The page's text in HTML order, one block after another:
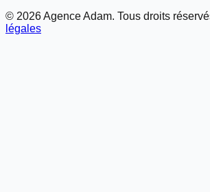
© 2026Agence Adam. Tous droits
légales